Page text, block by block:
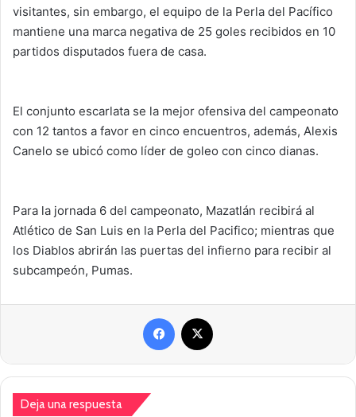
visitantes, sin embargo, el equipo de la Perla del Pacífico
mantiene una marca negativa de 25 goles recibidos en 10
partidos disputados fuera de casa.
El conjunto escarlata se la mejor ofensiva del campeonato
con 12 tantos a favor en cinco encuentros, además, Alexis
Canelo se ubicó como líder de goleo con cinco dianas.
Para la jornada 6 del campeonato, Mazatlán recibirá al
Atlético de San Luis en la Perla del Pacifico; mientras que
los Diablos abrirán las puertas del infierno para recibir al
subcampeón, Pumas.
Facebook
Deja una respuesta